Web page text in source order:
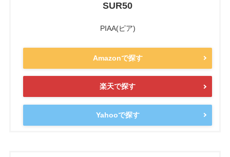
SUR50
PIAA(ピア)
Amazonで探す
楽天で探す
Yahooで探す